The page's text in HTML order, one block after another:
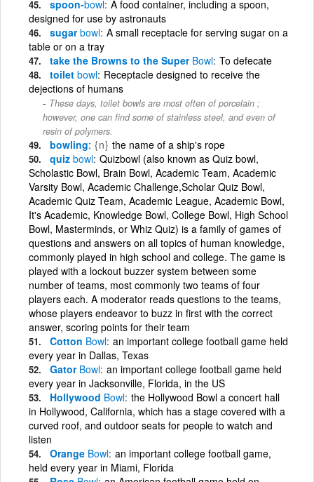
spoon-bowl A food container, including a spoon,
designed for use by astronauts
sugarbowl A small receptacle for serving sugar on a
table or on a tray
take the Browns to the Super Bowl To defecate
toilet bowl Receptacle designed to receive the
dejections of humans
These days, toilet bowls are most often of porcelain ;
however, one can find some of stainless steel, and even of
resin of polymers.
bowling {n} the name of a ship's rope
quiz bowl Quizbowl (also known as Quiz bowl,
Scholastic Bowl, Brain Bowl, Academic Team, Academic
Varsity Bowl, Academic Challenge,Scholar Quiz Bowl,
Academic Quiz Team, Academic League, Academic Bowl,
It's Academic, Knowledge Bowl, College Bowl, High School
Bowl, Masterminds, or Whiz Quiz) is a family of games of
questions and answers on all topics of human knowledge,
commonly played in high school and college. The game is
played with a lockout buzzer system between some
number of teams, most commonly two teams of four
players each. A moderator reads questions to the teams,
whose players endeavor to buzz in first with the correct
answer, scoring points for their team
Cotton Bowl an important college football game held
every year in Dallas, Texas
Gator Bowl an important college football game held
every year in Jacksonville, Florida, in the US
Hollywood Bowl the Hollywood Bowl a concert hall
in Hollywood, California, which has a stage covered with a
curved roof, and outdoor seats for people to watch and
listen
Orange Bowl an important college football game,
held every year in Miami, Florida